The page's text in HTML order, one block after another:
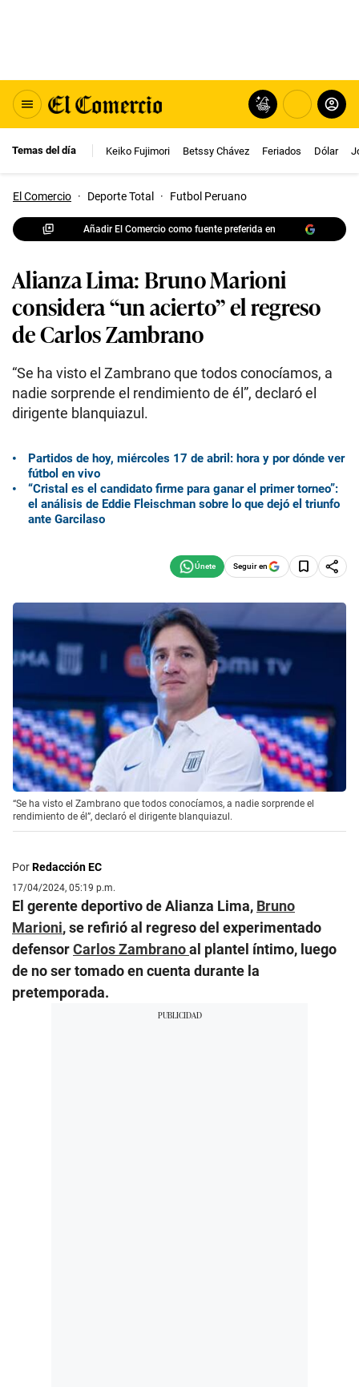
Temas del día Keiko Fujimori Betssy Chávez Feriados Dólar
El Comercio · Deporte Total · Futbol Peruano
Añadir El Comercio como fuente preferida en
Alianza Lima: Bruno Marioni
considera “un acierto” el regreso
de Carlos Zambrano
“Se ha visto el Zambrano que todos conocíamos, a
nadie sorprende el rendimiento de él”, declaró el
dirigente blanquiazul.
Partidos de hoy, miércoles 17 de abril: hora y por dónde ver
fútbol en vivo
“Cristal es el candidato firme para ganar el primer torneo”:
el análisis de Eddie Fleischman sobre lo que dejó el triunfo
ante Garcilaso
Seguir en
“Se ha visto el Zambrano que todos conocíamos, a nadie sorprende el
rendimiento de él”, declaró el dirigente blanquiazul.
PorRedacción EC
17/04/2024, 05:19 p.m.
El gerente deportivo de Alianza Lima, Bruno
Marioni, se refirió al regreso del experimentado
defensorCarlos Zambranoal plantel íntimo, luego
de no ser tomado en cuenta durante la
pretemporada.